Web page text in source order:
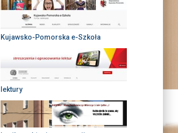
Kujawsko-Pomorska e-Szkoła
lektury